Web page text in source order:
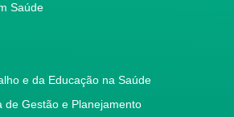
Saúde
e da Educação na Saúde
de Gestão e Planejamento